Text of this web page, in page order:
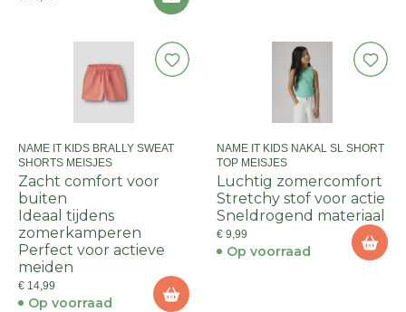
NAME IT KIDS BRALLY SWEAT
SHORTS MEISJES
Zacht comfort voor
buiten
Ideaal tijdens
zomerkamperen
Perfect voor actieve
meiden
€ 14,99
Op voorraad
NAME IT KIDS NAKAL SL SHORT
TOP MEISJES
Luchtig zomercomfort
Stretchy stof voor actie
Sneldrogend materiaal
€ 9,99
Op voorraad